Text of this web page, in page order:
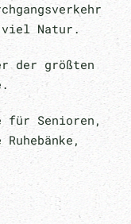
viel Natur.
der größten
für Senioren,